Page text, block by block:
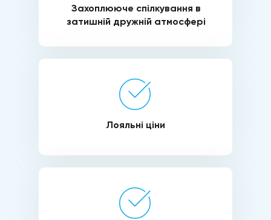
Захоплююче спілкування в
затишній дружній атмосфері
Лояльні ціни